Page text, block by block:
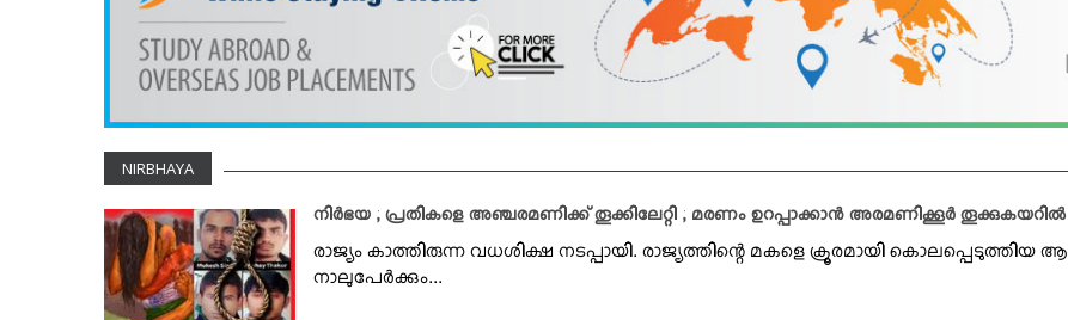
ARTS & LITERATURE
TOURS & TRAVEL
NIRBHAYA
നിര്‍ഭയ ; പ്രതികളെ അഞ്ചരമണിക്ക് തൂക്കിലേറ്റി ; മരണം ഉറപ്പാക്കാന്‍ അരമണിക്കൂര്‍ തൂക്കുകയറില്‍
രാജ്യം കാത്തിരുന്ന വധശിക്ഷ നടപ്പായി. രാജ്യത്തിന്റെ മകളെ ക്രൂരമായി കൊലപ്പെടുത്തിയ ആ
നാലുപേര്‍ക്കും...